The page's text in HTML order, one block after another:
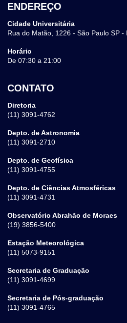
ENDEREÇO
Cidade Universitária
Rua do Matão, 1226 - São Paulo SP
Horário
De 07:30 a 21:00
CONTATO
Diretoria
(11) 3091-4762
Depto. de Astronomia
(11) 3091-2710
Depto. de Geofísica
(11) 3091-4755
Depto. de Ciências Atmosféricas
(11) 3091-4731
Observatório Abrahão de Moraes
(19) 3856-5400
Estação Meteorológica
(11) 5073-9151
Secretaria de Graduação
(11) 3091-4699
Secretaria de Pós-graduação
(11) 3091-4765